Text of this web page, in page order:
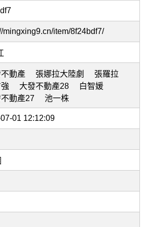
mingxing9.cn/item/8f24bdf7/
動產 張娜拉大陸劇
張羅拉
大發不動產28
白智媛
動產27
池一株
01 12:12:09